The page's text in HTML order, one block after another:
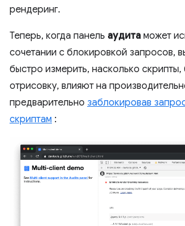
рендеринг.
Теперь, когда панель аудита может
сочетании с блокировкой запросов,
быстро измерить, насколько
отрисовку, влияют на
предварительно заблокировав
скриптам :